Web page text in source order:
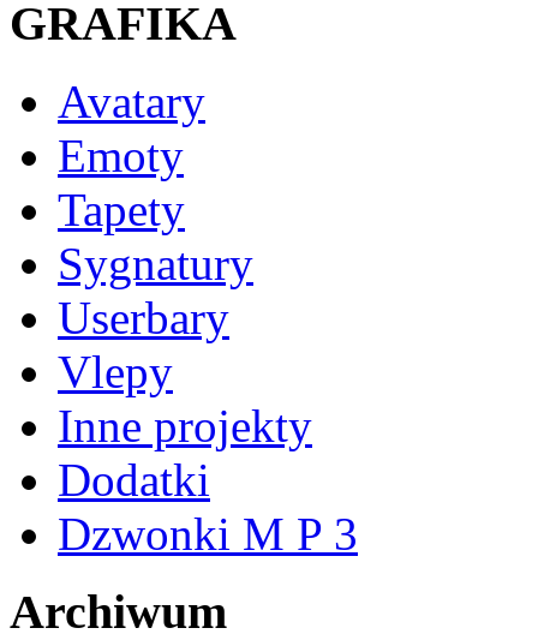
GRAFIKA
Avatary
Emoty
Tapety
Sygnatury
Userbary
Vlepy
Inne projekty
Dodatki
Dzwonki M P 3
Archiwum